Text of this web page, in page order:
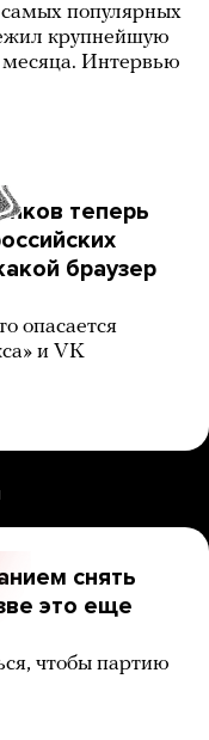
популярных
крупнейшую
месяца. Интервью
теперь
браузер
опасается
и VK
снять
это еще
чтобы партию